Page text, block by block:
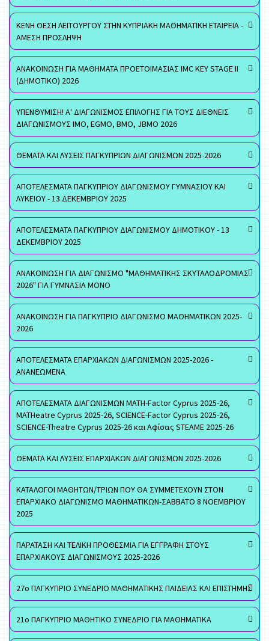
ΚΕΝΗ ΘΕΣΗ ΛΕΙΤΟΥΡΓΟΥ ΣΤΗΝ ΚΥΠΡΙΑΚΗ ΜΑΘΗΜΑΤΙΚΗ ΕΤΑΙΡΕΙΑ -
ΑΜΕΣΗ ΠΡΟΣΛΗΨΗ
ΑΝΑΚΟΙΝΩΣΗ ΓΙΑ ΜΑΘΗΜΑΤΑ ΠΡΟΕΤΟΙΜΑΣΙΑΣ IMC KEY STAGE II
(ΔΗΜΟΤΙΚΟ) 2026
ΥΠΕΝΘΥΜΙΣΗ! Α' ΔΙΑΓΩΝΙΣΜΟΣ ΕΠΙΛΟΓΗΣ ΓΙΑ ΤΟΥΣ ΔΙΕΘΝΕΙΣ
ΔΙΑΓΩΝΙΣΜΟΥΣ ΙΜΟ, EGMO, ΒΜΟ, JBMO 2026
ΘΕΜΑΤΑ ΚΑΙ ΛΥΣΕΙΣ ΠΑΓΚΥΠΡΙΩΝ ΔΙΑΓΩΝΙΣΜΩΝ 2025-2026
ΑΠΟΤΕΛΕΣΜΑΤΑ ΠΑΓΚΥΠΡΙΟΥ ΔΙΑΓΩΝΙΣΜΟΥ ΓΥΜΝΑΣΙΟΥ ΚΑΙ
ΛΥΚΕΙΟΥ - 13 ΔΕΚΕΜΒΡΙΟΥ 2025
ΑΠΟΤΕΛΕΣΜΑΤΑ ΠΑΓΚΥΠΡΙΟΥ ΔΙΑΓΩΝΙΣΜΟΥ ΔΗΜΟΤΙΚΟΥ - 13
ΔΕΚΕΜΒΡΙΟΥ 2025
ΑΝΑΚΟΙΝΩΣΗ ΓΙΑ ΔΙΑΓΩΝΙΣΜΟ "ΜΑΘΗΜΑΤΙΚΗΣ ΣΚΥΤΑΛΟΔΡΟΜΙΑΣ
2026" ΓΙΑ ΓΥΜΝΑΣΙΑ ΜΟΝΟ
ΑΝΑΚΟΙΝΩΣΗ ΓΙΑ ΠΑΓΚΥΠΡΙΟ ΔΙΑΓΩΝΙΣΜΟ ΜΑΘΗΜΑΤΙΚΩΝ 2025-
2026
ΑΠΟΤΕΛΕΣΜΑΤΑ ΕΠΑΡΧΙΑΚΩΝ ΔΙΑΓΩΝΙΣΜΩΝ 2025-2026 -
ΑΝΑΝΕΩΜΕΝΑ
ΑΠΟΤΕΛΕΣΜΑΤΑ ΔΙΑΓΩΝΙΣΜΩΝ MATH-Factor Cyprus 2025-26,
MATHeatre Cyprus 2025-26, SCIENCE-Factor Cyprus 2025-26,
SCIENCE-Theatre Cyprus 2025-26 και Αφίσας STEAME 2025-26
ΘΕΜΑΤΑ ΚΑΙ ΛΥΣΕΙΣ ΕΠΑΡΧΙΑΚΩΝ ΔΙΑΓΩΝΙΣΜΩΝ 2025-2026
ΚΑΤΑΛΟΓΟΙ ΜΑΘΗΤΩΝ/ΤΡΙΩΝ ΠΟΥ ΘΑ ΣΥΜΜΕΤΕΧΟΥΝ ΣΤΟΝ
ΕΠΑΡΧΙΑΚΟ ΔΙΑΓΩΝΙΣΜΟ ΜΑΘΗΜΑΤΙΚΩΝ-ΣΑΒΒΑΤΟ 8 ΝΟΕΜΒΡΙΟΥ
2025
ΠΑΡΑΤΑΣΗ ΚΑΙ ΤΕΛΙΚΗ ΠΡΟΘΕΣΜΙΑ ΓΙΑ ΕΓΓΡΑΦΗ ΣΤΟΥΣ
ΕΠΑΡΧΙΑΚΟΥΣ ΔΙΑΓΩΝΙΣΜΟΥΣ 2025-2026
27ο ΠΑΓΚΥΠΡΙΟ ΣΥΝΕΔΡΙΟ ΜΑΘΗΜΑΤΙΚΗΣ ΠΑΙΔΕΙΑΣ ΚΑΙ ΕΠΙΣΤΗΜΗΣ
21ο ΠΑΓΚΥΠΡΙΟ ΜΑΘΗΤΙΚΟ ΣΥΝΕΔΡΙΟ ΓΙΑ ΜΑΘΗΜΑΤΙΚΑ